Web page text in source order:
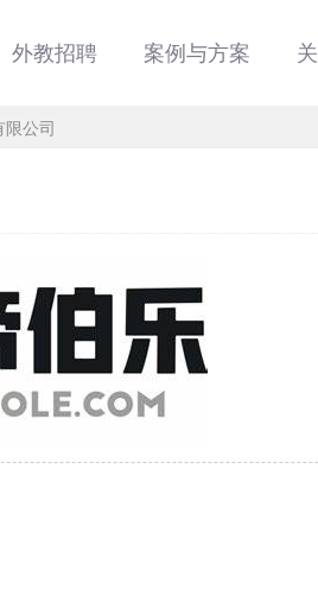
外教招聘 案例与方案
公司